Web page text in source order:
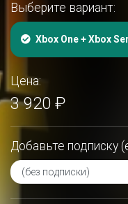
Выберите вариант:
Xbox One + Xbox
Цена:
3 920 ₽
Добавьте подписку